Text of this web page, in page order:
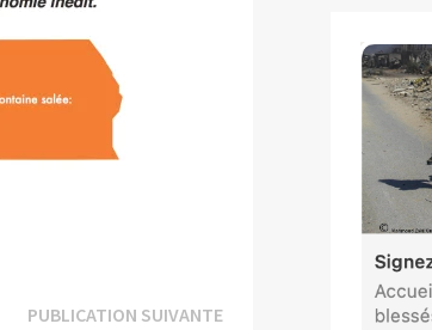
PUBLICATION SUIVANTEPublication